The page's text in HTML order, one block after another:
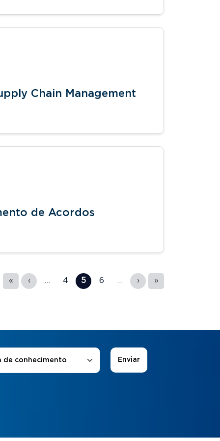
Chain Management
de Acordos
« ‹ … 4 5 6 … › »
de conhecimento